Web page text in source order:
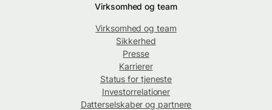
Virksomhed og team
Virksomhed og team
Sikkerhed
Presse
Karrierer
Status for tjeneste
Investorrelationer
Datterselskaber og partnere